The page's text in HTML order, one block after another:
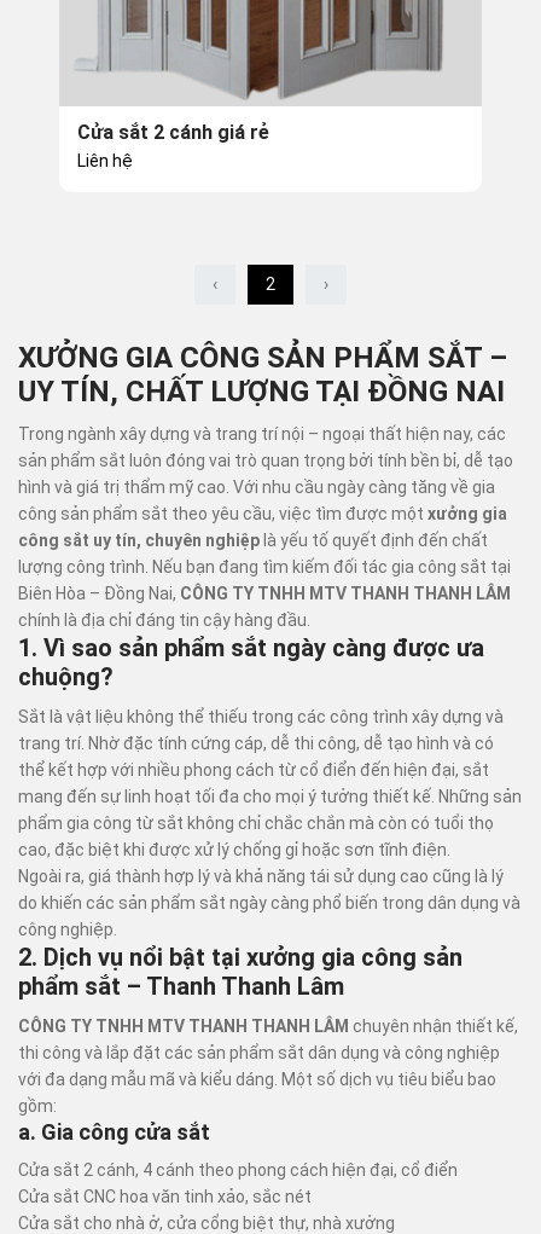
Cửa sắt 2 cánh giá rẻ
Liên hệ
‹ 2 ›
XƯỞNG GIA CÔNG SẢN PHẨM SẮT –
UY TÍN, CHẤT LƯỢNG TẠI ĐỒNG NAI
Trong ngành xây dựng và trang trí nội – ngoại thất hiện nay, các
sản phẩm sắt luôn đóng vai trò quan trọng bởi tính bền bỉ, dễ tạo
hình và giá trị thẩm mỹ cao. Với nhu cầu ngày càng tăng về gia
công sản phẩm sắt theo yêu cầu, việc tìm được một xưởng gia
công sắt uy tín, chuyên nghiệp là yếu tố quyết định đến chất
lượng công trình. Nếu bạn đang tìm kiếm đối tác gia công sắt tại
Biên Hòa – Đồng Nai, CÔNG TY TNHH MTV THANH THANH LÂM
chính là địa chỉ đáng tin cậy hàng đầu.
1. Vì sao sản phẩm sắt ngày càng được ưa
chuộng?
Sắt là vật liệu không thể thiếu trong các công trình xây dựng và
trang trí. Nhờ đặc tính cứng cáp, dễ thi công, dễ tạo hình và có
thể kết hợp với nhiều phong cách từ cổ điển đến hiện đại, sắt
mang đến sự linh hoạt tối đa cho mọi ý tưởng thiết kế. Những sản
phẩm gia công từ sắt không chỉ chắc chắn mà còn có tuổi thọ
cao, đặc biệt khi được xử lý chống gỉ hoặc sơn tĩnh điện.
Ngoài ra, giá thành hợp lý và khả năng tái sử dụng cao cũng là lý
do khiến các sản phẩm sắt ngày càng phổ biến trong dân dụng và
công nghiệp.
2. Dịch vụ nổi bật tại xưởng gia công sản
phẩm sắt – Thanh Thanh Lâm
CÔNG TY TNHH MTV THANH THANH LÂM chuyên nhận thiết kế,
thi công và lắp đặt các sản phẩm sắt dân dụng và công nghiệp
với đa dạng mẫu mã và kiểu dáng. Một số dịch vụ tiêu biểu bao
gồm:
a. Gia công cửa sắt
Cửa sắt 2 cánh, 4 cánh theo phong cách hiện đại, cổ điển
Cửa sắt CNC hoa văn tinh xảo, sắc nét
Cửa sắt cho nhà ở, cửa cổng biệt thự, nhà xưởng